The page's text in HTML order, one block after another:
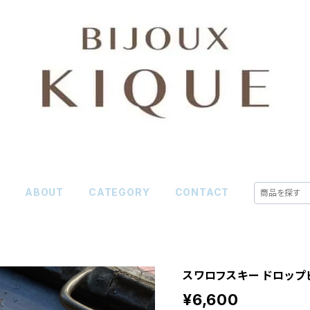
ABOUT CATEGORY CONTACT
スワロフスキー ドロップ
¥6,600